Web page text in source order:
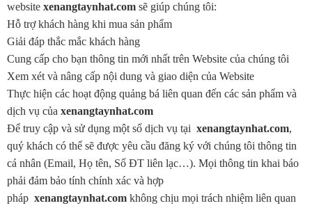
website xenangtaynhat.com sẽ giúp chúng tôi:
Hỗ trợ khách hàng khi mua sản phẩm
Giải đáp thắc mắc khách hàng
Cung cấp cho bạn thông tin mới nhất trên Website của chúng tôi
Xem xét và nâng cấp nội dung và giao diện của Website
Thực hiện các hoạt động quảng bá liên quan đến các sản phẩm và
dịch vụ của xenangtaynhat.com
Để truy cập và sử dụng một số dịch vụ tại xenangtaynhat.com,
quý khách có thể sẽ được yêu cầu đăng ký với chúng tôi thông tin
cá nhân (Email, Họ tên, Số ĐT liên lạc…). Mọi thông tin khai báo
phải đảm bảo tính chính xác và hợp
pháp xenangtaynhat.com không chịu mọi trách nhiệm liên quan